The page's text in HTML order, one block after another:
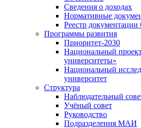
Сведения о доходах
Нормативные
Реестр
Программы развития
Приоритет-2030
Национальный
университеты»
Национальный
университет
Структура
Наблюдательный
Учёный совет
Руководство
Подразделения МАИ